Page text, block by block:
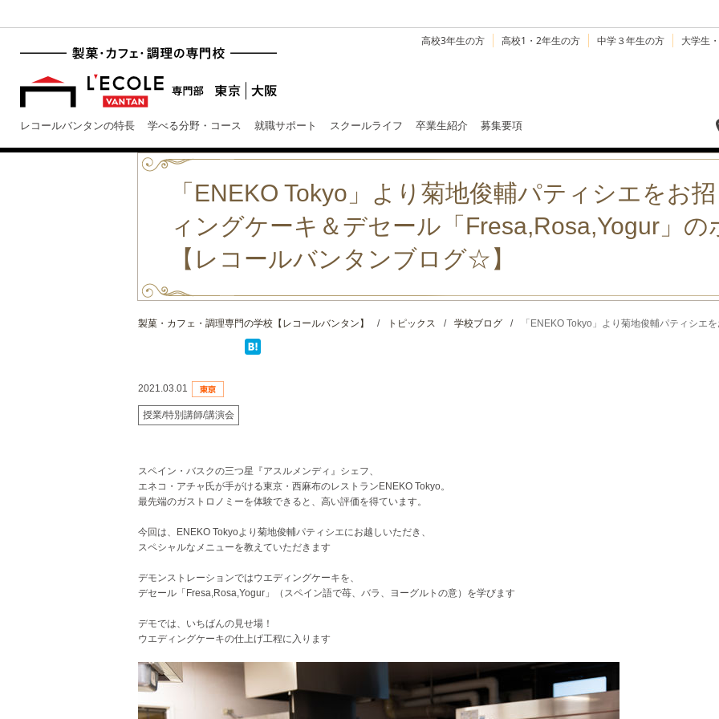
高校3年生の方 高校1・2年生の方 中学３年生の方 大学生
レコールバンタンの特長 学べる分野・コース 就職サポート スクールライフ 卒業生紹介 募集要項
「ENEKO Tokyo」より菊地俊輔パティシエをお
ィングケーキ＆デセール「Fresa,Rosa,Yogur」
【レコールバンタンブログ☆】
製菓・カフェ・調理専門の学校【レコールバンタン】 / トピックス / 学校ブログ / 「ENEKO Tokyo」より菊地俊輔パティシエを
2021.03.01
授業/特別講師/講演会
スペイン・バスクの三つ星『アスルメンディ』シェフ、
エネコ・アチャ氏が手がける東京・西麻布のレストランENEKO Tokyo。
最先端のガストロノミーを体験できると、高い評価を得ています。
今回は、ENEKO Tokyoより菊地俊輔パティシエにお越しいただき、
スペシャルなメニューを教えていただきます
デモンストレーションではウエディングケーキを、
デセール「Fresa,Rosa,Yogur」（スペイン語で苺、バラ、ヨーグルトの意）を学びます
デモでは、いちばんの見せ場！
ウエディングケーキの仕上げ工程に入ります